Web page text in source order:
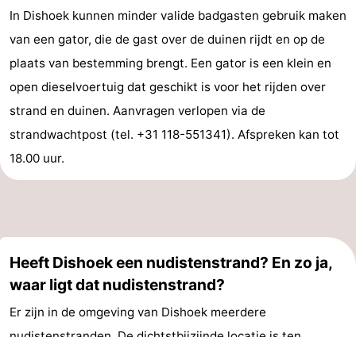
In Dishoek kunnen minder valide badgasten gebruik maken
van een gator, die de gast over de duinen rijdt en op de
plaats van bestemming brengt. Een gator is een klein en
open dieselvoertuig dat geschikt is voor het rijden over
strand en duinen. Aanvragen verlopen via de
strandwachtpost (tel. +31 118-551341). Afspreken kan tot
18.00 uur.
Heeft Dishoek een nudistenstrand? En zo ja,
waar ligt dat nudistenstrand?
Er zijn in de omgeving van Dishoek meerdere